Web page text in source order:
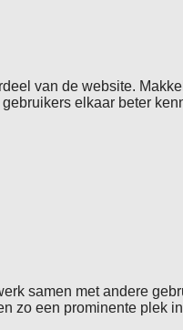
van de website.
elkaar beter
samen met andere
zo een prominente plek